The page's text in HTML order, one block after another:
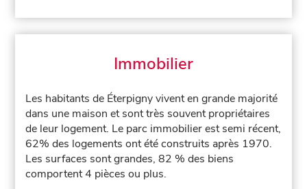
Immobilier
Les habitants de Éterpigny vivent en grande majorité
dans une maison et sont très souvent propriétaires
de leur logement. Le parc immobilier est semi récent,
62% des logements ont été construits après 1970.
Les surfaces sont grandes, 82 % des biens
comportent 4 pièces ou plus.